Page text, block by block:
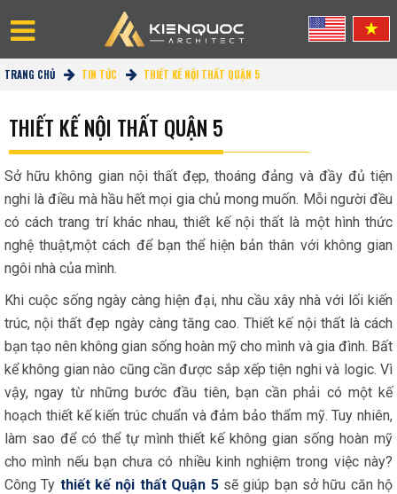
TRANG CHỦ TIN TỨC THIẾT KẾ NỘI THẤT QUẬN 5
THIẾT KẾ NỘI THẤT QUẬN 5
Sở hữu không gian nội thất đẹp, thoáng đảng và đầy đủ tiện
nghi là điều mà hầu hết mọi gia chủ mong muốn. Mỗi người đều
có cách trang trí khác nhau, thiết kế nội thất là một hình thức
nghệ thuật,một cách để bạn thể hiện bản thân với không gian
ngôi nhà của mình.
Khi cuộc sống ngày càng hiện đại, nhu cầu xây nhà với lối kiến
trúc, nội thất đẹp ngày càng tăng cao. Thiết kế nội thất là cách
bạn tạo nên không gian sống hoàn mỹ cho mình và gia đình. Bất
kể không gian nào cũng cần được sắp xếp tiện nghi và logic. Vì
vậy, ngay từ những bước đầu tiên, bạn cần phải có một kế
hoạch thiết kế kiến trúc chuẩn và đảm bảo thẩm mỹ. Tuy nhiên,
làm sao để có thể tự mình thiết kế không gian sống hoàn mỹ
cho mình nếu bạn chưa có nhiều kinh nghiệm trong việc này?
Công Ty thiết kế nội thất Quận 5sẽ giúp bạn sở hữu căn hộ